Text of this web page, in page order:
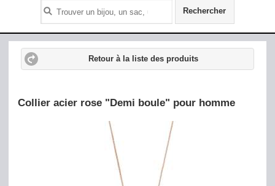
Rechercher
Retour à la liste des produits
Collier acier rose "Demi boule" pour homme